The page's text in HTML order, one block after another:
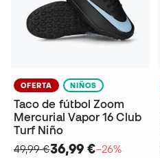
OFERTA NIÑOS
Taco de fútbol Zoom
Mercurial Vapor 16 Club
Turf Niño
49,99 €36,99 €−26%